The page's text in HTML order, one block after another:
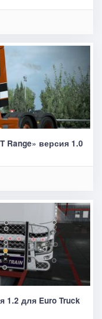
Range» версия 1.0
1.2 для Euro Truck